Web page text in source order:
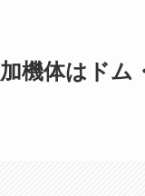
機体はド